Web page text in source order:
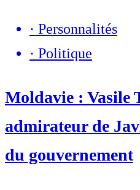
· Personnalités
· Politique
Moldavie : Vasile
admirateur de
du gouvernement